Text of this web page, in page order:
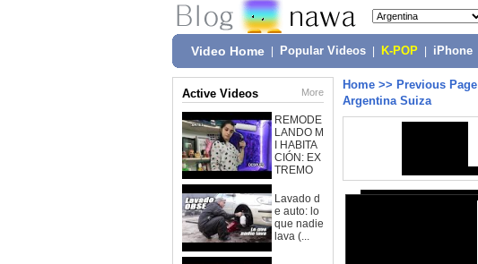
Video Home Popular Videos K-POP iPhone
Active Videos More
REMODE
LANDO M
I HABITA
CIÓN: EX
TREMO
Lavado d
e auto: lo
que nadie
lava (...
Home >> Previous Page
Argentina Suiza